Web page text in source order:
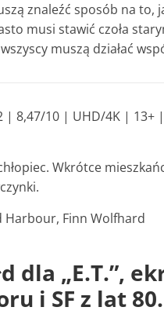
znaleźć sposób na to,
musi stawić czoła
muszą działać
| 8,47/10 | UHD/4K | 13+
Wkrótce
Harbour, Finn Wolfhard
dla „E.T.”,
i SF z lat 80.